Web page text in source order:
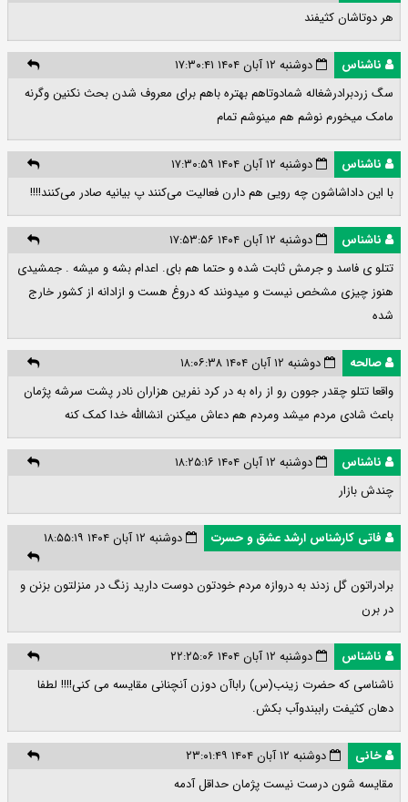
هر دوتاشان کثیفند
ناشناس
دوشنبه ۱۲ آبان ۱۴۰۴ ۱۷:۳۰:۴۱
سگ زردبرادرشغاله شمادوتاهم بهتره باهم برای معروف شدن بحث نکنین وگرنه
مامک میخورم نوشم هم مینوشم تمام
ناشناس
دوشنبه ۱۲ آبان ۱۴۰۴ ۱۷:۳۰:۵۹
با این داداشاشون چه رویی هم دارن فعالیت می‌کنند پ بیانیه صادر می‌کنند!!!!
ناشناس
دوشنبه ۱۲ آبان ۱۴۰۴ ۱۷:۵۳:۵۶
تتلو ی فاسد و جرمش ثابت شده و حتما هم بای. اعدام بشه و میشه . جمشیدی
هنوز چیزی مشخص نیست و میدونند که دروغ هست و ازادانه از کشور خارج
شده
صالحه
دوشنبه ۱۲ آبان ۱۴۰۴ ۱۸:۰۶:۳۸
واقعا تتلو چقدر جوون رو از راه به در کرد نفرین هزاران نادر پشت سرشه پژمان
باعث شادی مردم میشد ومردم هم دعاش میکنن انشاالله خدا کمک کنه
ناشناس
دوشنبه ۱۲ آبان ۱۴۰۴ ۱۸:۲۵:۱۶
چندش بازار
فاتی کارشناس ارشد عشق و حسرت دوشنبه ۱۲ آبان ۱۴۰۴ ۱۸:۵۵:۱۹
برادراتون گل زدند به دروازه مردم خودتون دوست دارید زنگ در منزلتون بزنن و
در برن
ناشناس
دوشنبه ۱۲ آبان ۱۴۰۴ ۲۲:۲۵:۰۶
ناشناسی که حضرت زینب(س) راباآن دوزن آنچنانی مقایسه می کنی!!!! لطفا
دهان کثیفت راببندوآب بکش.
خانی
دوشنبه ۱۲ آبان ۱۴۰۴ ۲۳:۰۱:۴۹
مقایسه شون درست نیست پژمان حداقل آدمه